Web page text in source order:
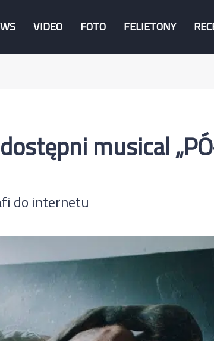
VIDEO FOTO FELIETONY
musical
do internetu